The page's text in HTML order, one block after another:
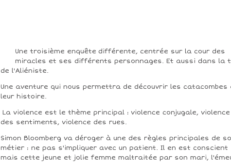
Une troisième enquête différente, centrée sur la cour des
miracles et ses différents personnages. Et aussi dans la
de l'Aliéniste.
Une aventure qui nous permettra de découvrir les catacombes
leur histoire.
La violence est le thème principal : violence conjugale, violence
des sentiments, violence des rues.
Simon Bloomberg va déroger à une des règles principales de
métier : ne pas s'impliquer avec un patient. Il en est conscient
mais cette jeune et jolie femme maltraitée par son mari,